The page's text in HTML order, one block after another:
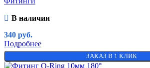
В наличии
340 руб.
Подробнее
ЗАКАЗ В 1 КЛИК